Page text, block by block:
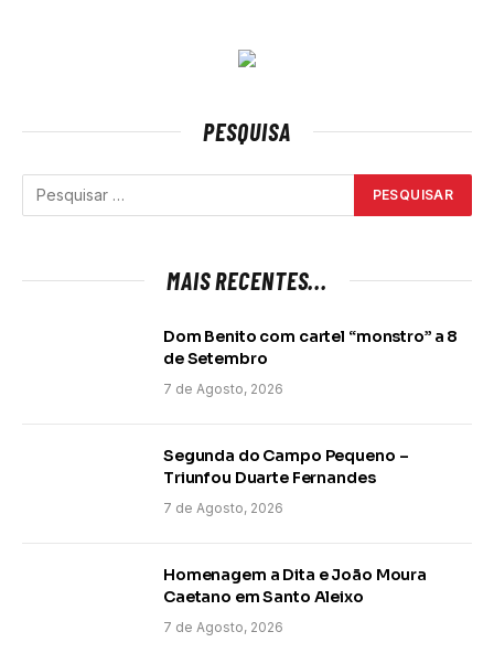
PESQUISA
MAIS RECENTES...
Dom Benito com cartel “monstro” a 8
de Setembro
7 de Agosto, 2026
Segunda do Campo Pequeno –
Triunfou Duarte Fernandes
7 de Agosto, 2026
Homenagem a Dita e João Moura
Caetano em Santo Aleixo
7 de Agosto, 2026